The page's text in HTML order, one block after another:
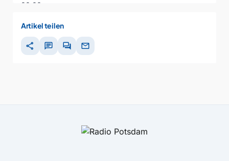
00:00
Artikel teilen
share chat forum mail